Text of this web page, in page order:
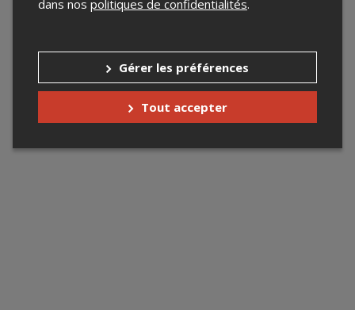
dans nos politiques de confidentialités.
Gérer les préférences
Tout accepter